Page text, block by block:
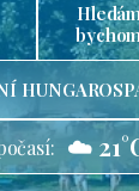
☁️